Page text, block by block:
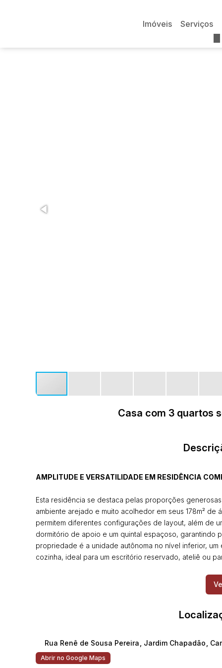
Serviços
Imóveis
Casa com 3 quartos
AMPLITUDE E VERSATILIDADE EM RESIDÊNCIA
Esta residência se destaca pelas proporções
ambiente arejado e muito acolhedor em seus 178m² de
permitem diferentes configurações de layout, além de
dormitório de apoio e um quintal espaçoso, garantindo
propriedade é a unidade autônoma no nível inferior,
cozinha, ideal para um escritório reservado, ateliê ou
O Jardim Chapadão é um dos endereços mais
Rua Renê de Sousa Pereira Jardim Chapadão
Abrir no Google Maps